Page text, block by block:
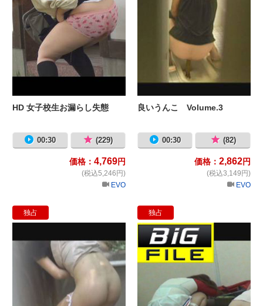
HD 女子校生お漏らし失態
00:30 (229)
価格： 4,769円
(税込5,246円)
EVO
良いうんこ Volume.3
00:30 (82)
価格： 2,862円
(税込3,149円)
EVO
独占
ストーキングおもらし Special ハイ
独占
テ